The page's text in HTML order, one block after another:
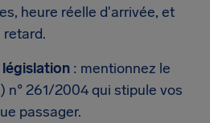
heure réelle d'arrivée, et
législation : mentionnez le
n° 261/2004 qui stipule vos
passager.